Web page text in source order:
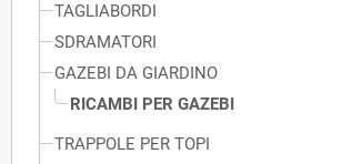
TAGLIABORDI
SDRAMATORI
GAZEBI DA GIARDINO
RICAMBI PER GAZEBI
TRAPPOLE PER TOPI